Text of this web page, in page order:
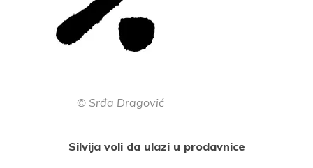
© Srđa Dragović
Silvija voli da ulazi u prodavnice